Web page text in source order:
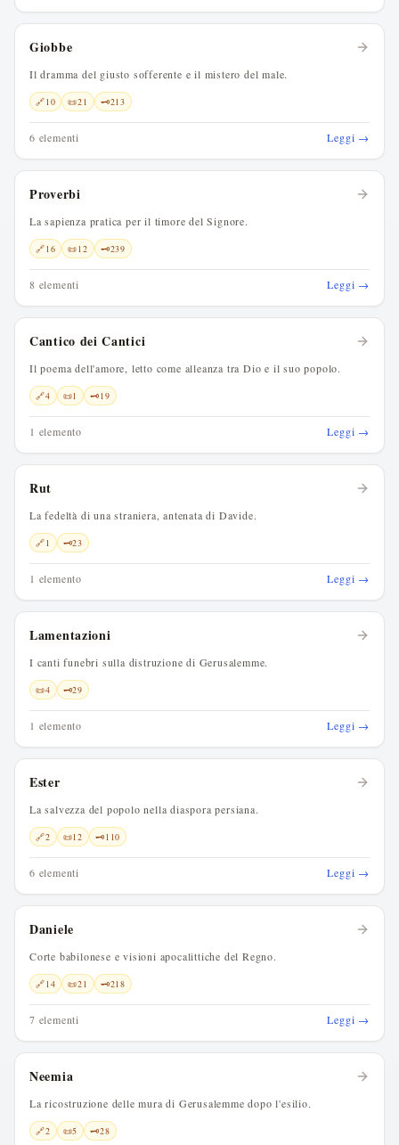
Giobbe
Il dramma del giusto sofferente e il mistero del male.
🔗10 📜21 🗝️213
6 elementi Leggi →
Proverbi
La sapienza pratica per il timore del Signore.
🔗16 📜12 🗝️239
8 elementi Leggi →
Cantico dei Cantici
Il poema dell'amore, letto come alleanza tra Dio e il suo popolo.
🔗4 📜1 🗝️19
1 elemento Leggi →
Rut
La fedeltà di una straniera, antenata di Davide.
🔗1 🗝️23
1 elemento Leggi →
Lamentazioni
I canti funebri sulla distruzione di Gerusalemme.
📜4 🗝️29
1 elemento Leggi →
Ester
La salvezza del popolo nella diaspora persiana.
🔗2 📜12 🗝️110
6 elementi Leggi →
Daniele
Corte babilonese e visioni apocalittiche del Regno.
🔗14 📜21 🗝️218
7 elementi Leggi →
Neemia
La ricostruzione delle mura di Gerusalemme dopo l'esilio.
🔗2 📜5 🗝️28